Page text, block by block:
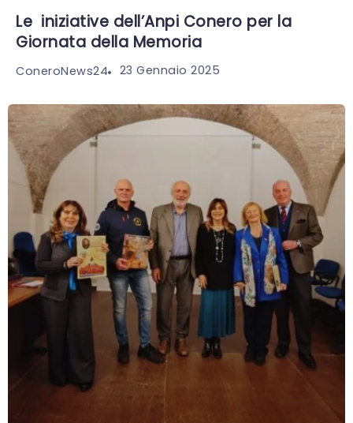
Le iniziative dell’Anpi Conero per la
Giornata della Memoria
ConeroNews24 23 Gennaio 2025